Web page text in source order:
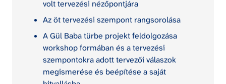
volt tervezési nézőpontjára
Az öt tervezési szempont rangsorolása
A Gül Baba türbe projekt feldolgozása
workshop formában és a tervezési
szempontokra adott tervezői válaszok
megismerése és beépítése a saját